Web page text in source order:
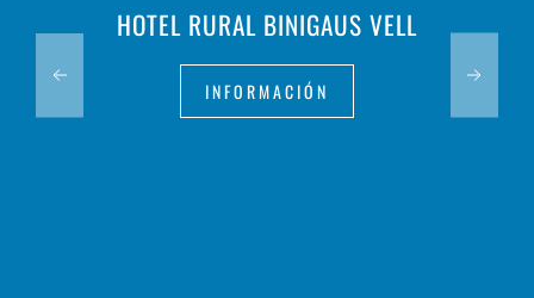
HOTEL RURAL BINIGAUS VELL
INFORMACIÓN